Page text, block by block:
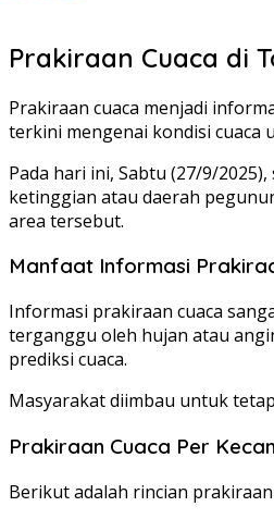
Prakiraan Cuaca di
Prakiraan cuaca menjadi
terkini mengenai kondisi cuaca
Pada hari ini, Sabtu (27/9/
ketinggian atau daerah
area tersebut.
Manfaat Informasi
Informasi prakiraan cuaca
terganggu oleh hujan atau
prediksi cuaca.
Masyarakat diimbau untuk
Prakiraan Cuaca Per
Berikut adalah rincian